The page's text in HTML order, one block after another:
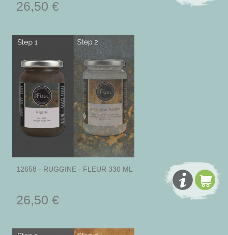
26,50 €
12658 - RUGGINE - FLEUR 330 ML
26,50 €